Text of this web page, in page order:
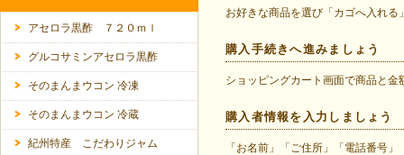
お好きな商品を選び「カゴへ入れ
購入手続きへ進みましょう
ショッピングカート画面で商品と
購入者情報を入力しましょう
「お名前」「ご住所」「電話番号
アセロラ黒酢 ７２０ｍｌ
グルコサミンアセロラ黒酢
そのまんまウコン 冷凍
そのまんまウコン 冷蔵
紀州特産 こだわりジャム